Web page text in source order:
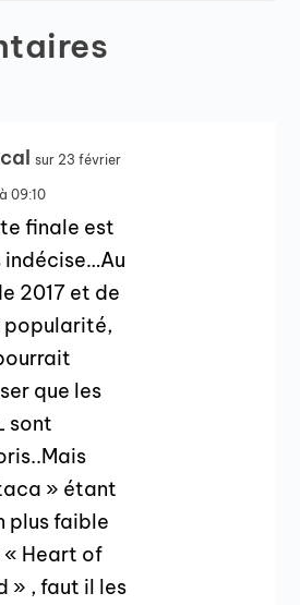
sur 23 février
09:10
finale est
indécise…Au
2017 et de
popularité,
que les
sont
» étant
plus faible
« Heart of
» , faut il les